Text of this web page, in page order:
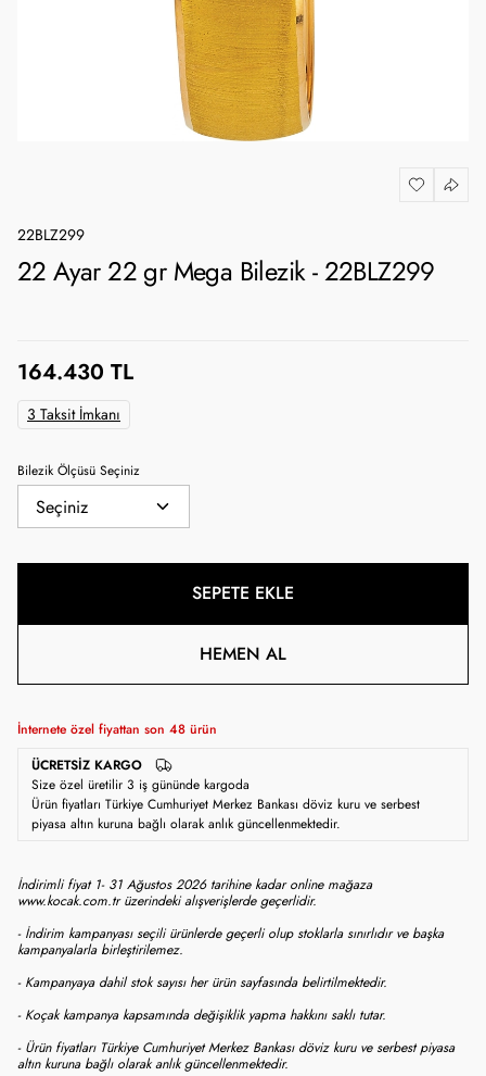
22BLZ299
22 Ayar 22 gr Mega Bilezik - 22BLZ299
164.430 TL
3 Taksit İmkanı
Bilezik Ölçüsü Seçiniz
SEPETE EKLE
HEMEN AL
İnternete özel fiyattan son 48 ürün
ÜCRETSIZ KARGO
Size özel üretilir 3 iş gününde kargoda
Ürün fiyatları Türkiye Cumhuriyet Merkez Bankası döviz kuru ve serbest
piyasa altın kuruna bağlı olarak anlık güncellenmektedir.
İndirimli fiyat 1- 31 Ağustos 2026 tarihine kadar online mağaza
www.kocak.com.tr üzerindeki alışverişlerde geçerlidir.
- İndirim kampanyası seçili ürünlerde geçerli olup stoklarla sınırlıdır ve başka
kampanyalarla birleştirilemez.
- Kampanyaya dahil stok sayısı her ürün sayfasında belirtilmektedir.
- Koçak kampanya kapsamında değişiklik yapma hakkını saklı tutar.
- Ürün fiyatları Türkiye Cumhuriyet Merkez Bankası döviz kuru ve serbest piyasa
altın kuruna bağlı olarak anlık güncellenmektedir.